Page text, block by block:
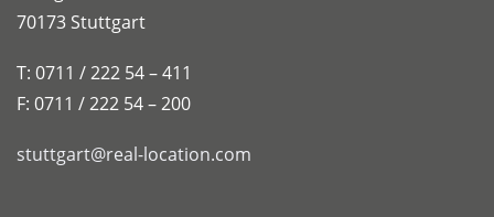
70173 Stuttgart
T: 0711 / 222 54 – 411
F: 0711 / 222 54 – 200
stuttgart@real-location.com